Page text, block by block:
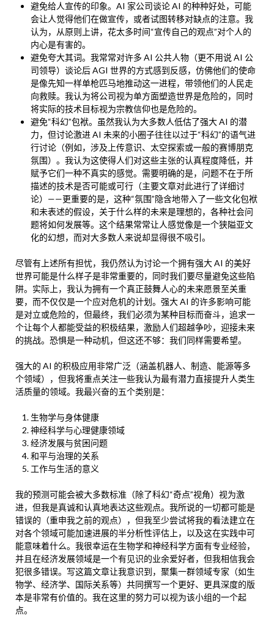
避免给人宣传的印象。AI 家公司谈论 AI 的种种好处，可能
会让人觉得他们在做宣传，或者试图转移对缺点的注意。我
认为，从原则上讲，花太多时间“宣传自己的观点”对个人的
内心是有害的。
避免夸大其词。我常常对许多 AI 公共人物（更不用说 AI 公
司领导）谈论后 AGI 世界的方式感到反感，仿佛他们的使命
是像先知一样单枪匹马地推动这一进程，带领他们的人民走
向救赎。我认为将公司视为单方面塑造世界是危险的，同时
将实际的技术目标视为宗教信仰也是危险的。
避免“科幻”包袱。虽然我认为大多数人低估了强大 AI 的潜
力，但讨论激进 AI 未来的小圈子往往以过于“科幻”的语气进
行讨论（例如，涉及上传意识、太空探索或一般的赛博朋克
氛围）。我认为这使得人们对这些主张的认真程度降低，并
赋予它们一种不真实的感觉。需要明确的是，问题不在于所
描述的技术是否可能或可行（主要文章对此进行了详细讨
论）——更重要的是，这种“氛围”隐含地带入了一些文化包袱
和未表述的假设，关于什么样的未来是理想的，各种社会问
题将如何发展等。这个结果常常让人感觉像是一个狭隘亚文
化的幻想，而对大多数人来说却显得很不吸引。
尽管有上述所有担忧，我仍然认为讨论一个拥有强大 AI 的美好
世界可能是什么样子是非常重要的，同时我们要尽量避免这些陷
阱。实际上，我认为拥有一个真正鼓舞人心的未来愿景至关重
要，而不仅仅是一个应对危机的计划。强大 AI 的许多影响可能
是对立或危险的，但最终，我们必须为某种目标而奋斗，追求一
个让每个人都能受益的积极结果，激励人们超越争吵，迎接未来
的挑战。恐惧是一种动机，但这还不够：我们同样需要希望。
强大的 AI 的积极应用非常广泛（涵盖机器人、制造、能源等多
个领域），但我将重点关注一些我认为最有潜力直接提升人类生
活质量的领域。我最兴奋的五个类别是：
生物学与身体健康
神经科学与心理健康领域
经济发展与贫困问题
和平与治理的关系
工作与生活的意义
我的预测可能会被大多数标准（除了科幻“奇点”视角）视为激
进，但我是真诚和认真地表达这些观点。我所说的一切都可能是
错误的（重申我之前的观点），但我至少尝试将我的看法建立在
对各个领域可能加速进展的半分析性评估上，以及这在实践中可
能意味着什么。我很幸运在生物学和神经科学方面有专业经验，
并且在经济发展领域是一个有见识的业余爱好者，但我相信我会
犯很多错误。写这篇文章让我意识到，聚集一群领域专家（如生
物学、经济学、国际关系等）共同撰写一个更好、更具深度的版
本是非常有价值的。我在这里的努力可以视为该小组的一个起
点。